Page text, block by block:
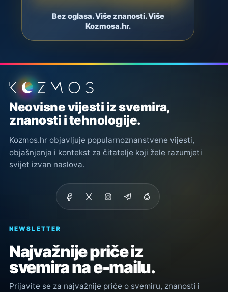
Bez oglasa. Više znanosti. Više
Kozmosa.hr.
Podnožje stranice
Neovisne vijesti iz svemira,
znanosti i tehnologije.
Kozmos.hr objavljuje popularnoznanstvene vijesti,
objašnjenja i kontekst za čitatelje koji žele razumjeti
svijet izvan naslova.
NEWSLETTER
Najvažnije priče iz
svemira na e-mailu.
Prijavite se za najvažnije priče o svemiru, znanosti i